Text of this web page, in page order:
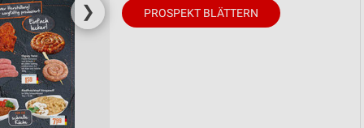
❯ PROSPEKT BLÄTTERN